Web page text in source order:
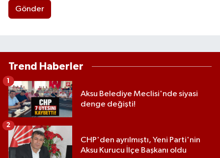
Gönder
Trend Haberler
Aksu Belediye Meclisi'nde siyasi
denge değişti!
1
CHP'den ayrılmıştı, Yeni Parti'nin
Aksu Kurucu İlçe Başkanı oldu
2